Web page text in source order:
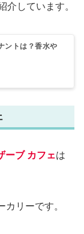
介しています。
ントは？香水や
ーブ カフェは
リーです。